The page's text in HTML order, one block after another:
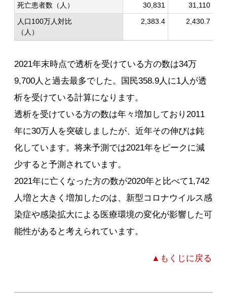
死亡患者数（人）
30,831
31,110
人口100万人対比
（人）
2,383.4 2,430.7
2021年末時点で透析を受けている方の数は34万
9,700人と過去最多でした。国民358.9人に1人が透
析を受けている計算になります。
透析を受けている方の数は年々増加しており2011
年に30万人を突破しましたが、近年その伸びは鈍
化しています。将来予測では2021年をピークに減
少すると予測されています。
2021年に亡くなった方の数が2020年と比べて1,742
人増と大きく増加したのは、新型コロナウイルス感
染症や感染拡大による医療環境の変化が影響した可
能性があると考えられています。
▲もくじに戻る